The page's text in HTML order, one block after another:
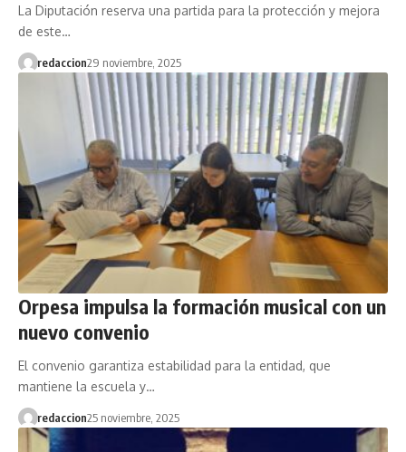
La Diputación reserva una partida para la protección y mejora
de este…
redaccion29 noviembre, 2025
Orpesa impulsa la formación musical con un
nuevo convenio
El convenio garantiza estabilidad para la entidad, que
mantiene la escuela y…
redaccion25 noviembre, 2025